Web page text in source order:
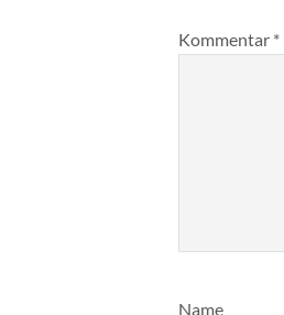
Kommentar *
Name